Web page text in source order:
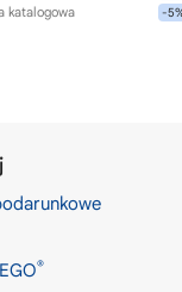
katalogowa
-
®